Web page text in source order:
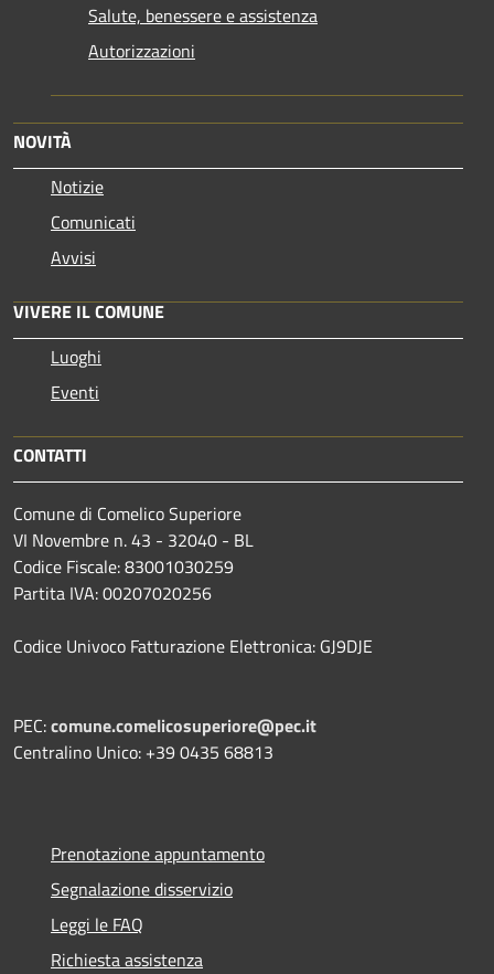
Salute, benessere e assistenza
Autorizzazioni
NOVITÀ
Notizie
Comunicati
Avvisi
VIVERE IL COMUNE
Luoghi
Eventi
CONTATTI
Comune di Comelico Superiore
VI Novembre n. 43 - 32040 - BL
Codice Fiscale: 83001030259
Partita IVA: 00207020256
Codice Univoco Fatturazione Elettronica: GJ9DJE
PEC:comune.comelicosuperiore@pec.it
Centralino Unico: +39 0435 68813
Prenotazione appuntamento
Segnalazione disservizio
Leggi le FAQ
Richiesta assistenza